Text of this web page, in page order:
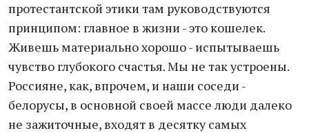
протестантской этики там руководствуются
принципом: главное в жизни - это кошелек.
Живешь материально хорошо - испытываешь
чувство глубокого счастья. Мы не так устроены.
Россияне, как, впрочем, и наши соседи -
белорусы, в основной своей массе люди далеко
не зажиточные, входят в десятку самых